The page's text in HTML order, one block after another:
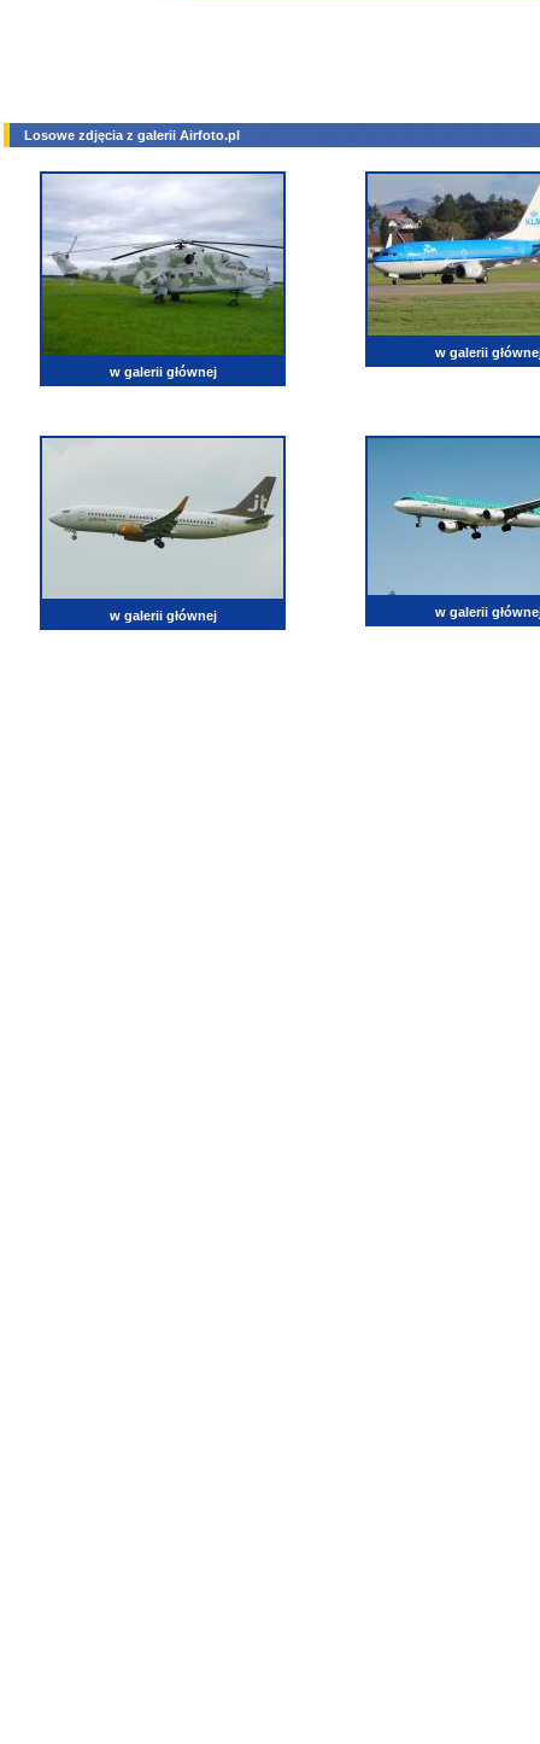
Losowe zdjęcia z galerii Airfoto.pl
w galerii głównej
w galerii
w galerii głównej w galerii